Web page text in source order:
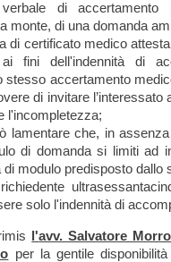
di accertamento
monte, di una domanda
di certificato medico
ai fini dell'indennità di
stesso accertamento
di invitare
l'incompletezza;
lamentare che, in
di domanda si limiti ad
di modulo predisposto dallo
solo l'indennità di
l'avv. Salvatore
per la gentile